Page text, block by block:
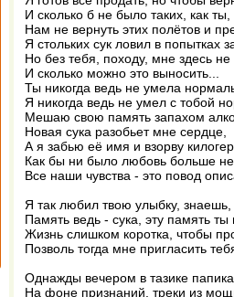
И сколько б не было таких, как ты,
Нам не вернуть этих полётов и
Я стольких сук ловил в попытках
Но без тебя, походу, мне здесь
И сколько можно это выносить...
Ты никогда ведь не умела
Я никогда ведь не умел с тобой
Мешаю свою память запахом
Новая сука разобьет мне сердце,
А я забью её имя и взорву
Как бы ни было любовь больше
Все наши чувства - это повод
Я так любил твою улыбку, знаешь,
Память ведь - сука, эту память
Жизнь слишком коротка, чтобы
Позволь тогда мне пригласить
Однажды вечером в тазике
На фоне признаний, треки из